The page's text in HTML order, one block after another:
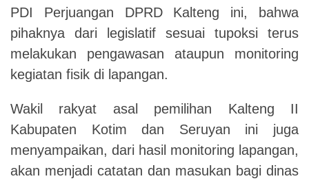
PDI Perjuangan DPRD Kalteng ini, bahwa
pihaknya dari legislatif sesuai tupoksi terus
melakukan pengawasan ataupun monitoring
kegiatan fisik di lapangan.
Wakil rakyat asal pemilihan Kalteng II
Kabupaten Kotim dan Seruyan ini juga
menyampaikan, dari hasil monitoring lapangan,
akan menjadi catatan dan masukan bagi dinas